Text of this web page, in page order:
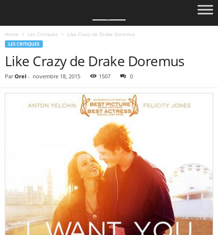
Home Les Critiques Like Crazy de Drake Doremus
LES CRITIQUES
Like Crazy de Drake Doremus
Par Orel - novembre 18, 2015 1507 0